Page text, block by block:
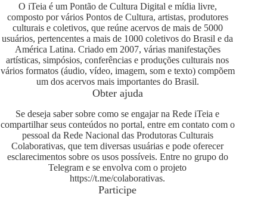
O iTeia é um Pontão de Cultura Digital e mídia livre,
composto por vários Pontos de Cultura, artistas, produtores
culturais e coletivos, que reúne acervos de mais de 5000
usuários, pertencentes a mais de 1000 coletivos do Brasil e da
América Latina. Criado em 2007, várias manifestações
artísticas, simpósios, conferências e produções culturais nos
vários formatos (áudio, vídeo, imagem, som e texto) compõem
um dos acervos mais importantes do Brasil.
Obter ajuda
Se deseja saber sobre como se engajar na Rede iTeia e
compartilhar seus conteúdos no portal, entre em contato com o
pessoal da Rede Nacional das Produtoras Culturais
Colaborativas, que tem diversas usuárias e pode oferecer
esclarecimentos sobre os usos possíveis. Entre no grupo do
Telegram e se envolva com o projeto
https://t.me/colaborativas.
Participe